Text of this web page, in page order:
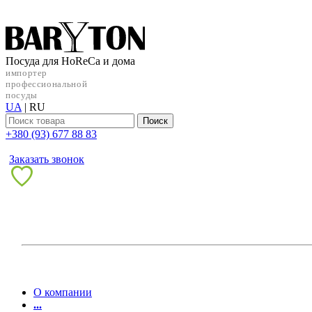
Посуда для HoReCa и дома
импортер
профессиональной
посуды
UA | RU
Поиск
+38‎0 (93) 677 88 83
Заказать звонок
О компании
...